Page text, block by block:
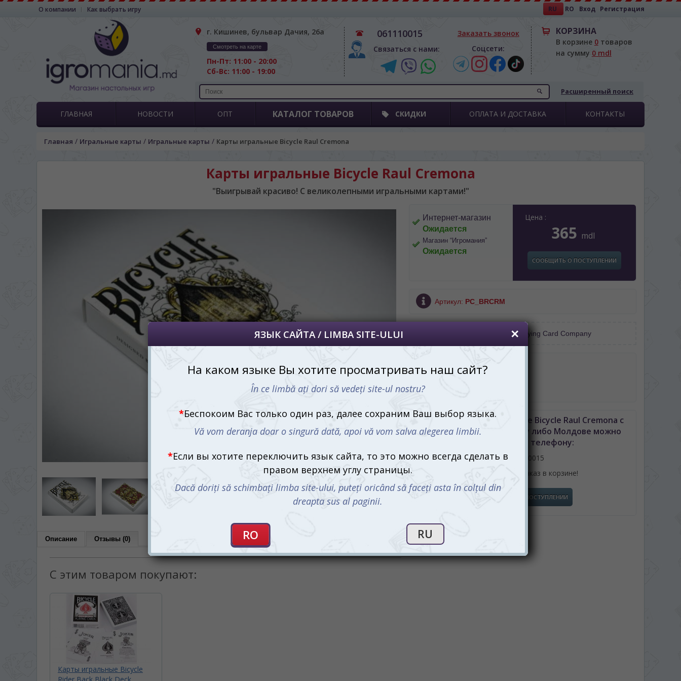
О компании Как выбрать игру RU RO Вход Регистрация
г. Кишинев, бульвар Дачия, 26а
Смотреть на карте
Пн-Пт: 11:00 - 20:00
Сб-Вс: 11:00 - 19:00
061110015
Связаться с нами:
Заказать звонок
Соцсети:
КОРЗИНА
В корзине 0товаров
на сумму 0 mdl
Расширенный поиск
ГЛАВНАЯ НОВОСТИ ОПТ КАТАЛОГ ТОВАРОВ СКИДКИ ОПЛАТА И ДОСТАВКА КОНТАКТЫ
Главная / Игральные карты / Игральные карты / Карты игральные Bicycle Raul Cremona
Карты игральные Bicycle Raul Cremona
"Выигрывай красиво! С великолепными игральными картами!"
Описание Отзывы (0)
С этим товаром покупают:
Карты игральные Bicycle
Цена :
365 mdl
СООБЩИТЬ О ПОСТУПЛЕНИИ
Интернет-магазин
Ожидается
Магазин “Игромания”
Ожидается
Артикул: PC_BRCRM
United States Playing Card Company
Что в коробке
Купить Карты игральные Bicycle Raul Cremona с
доставкой по Кишиневу либо Молдове можно
позвонив по телефону:
061110015
или оформив заказ в корзине!
СООБЩИТЬ О ПОСТУПЛЕНИИ
На каком языке Вы хотите просматривать наш сайт?
În ce limbă ați dori să vedeți site-ul nostru?
Беспокоим Вас только один раз, далее сохраним Ваш выбор языка.
Vă vom deranja doar o singură dată, apoi vă vom salva alegerea limbii.
*Если вы хотите переключить язык сайта, то это можно всегда сделать в
правом верхнем углу страницы.
Dacă doriți să schimbați limba site-ului, puteți oricând să faceți asta în colțul din
dreapta sus al paginii.